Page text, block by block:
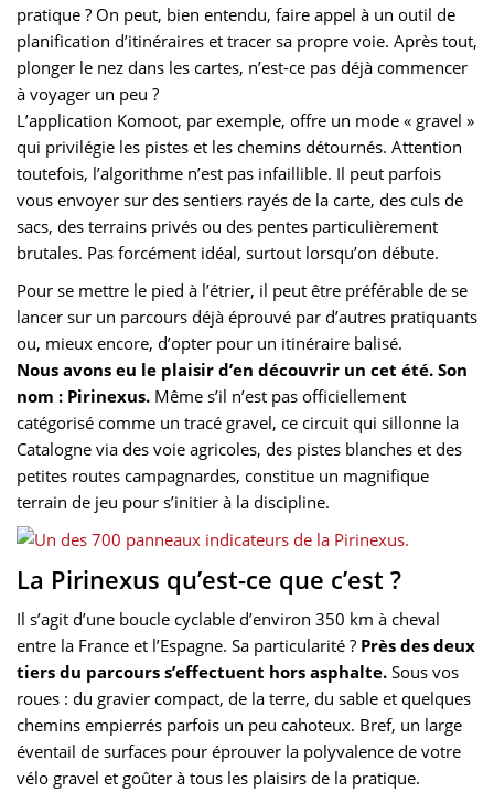
pratique ? On peut, bien entendu, faire appel à un outil de
planification d’itinéraires et tracer sa propre voie. Après tout,
plonger le nez dans les cartes, n’est-ce pas déjà commencer
à voyager un peu ?
L’application Komoot, par exemple, offre un mode « gravel »
qui privilégie les pistes et les chemins détournés. Attention
toutefois, l’algorithme n’est pas infaillible. Il peut parfois
vous envoyer sur des sentiers rayés de la carte, des culs de
sacs, des terrains privés ou des pentes particulièrement
brutales. Pas forcément idéal, surtout lorsqu’on débute.
Pour se mettre le pied à l’étrier, il peut être préférable de se
lancer sur un parcours déjà éprouvé par d’autres pratiquants
ou, mieux encore, d’opter pour un itinéraire balisé.
Nous avons eu le plaisir d’en découvrir un cet été. Son
nom : Pirinexus. Même s’il n’est pas officiellement
catégorisé comme un tracé gravel, ce circuit qui sillonne la
Catalogne via des voie agricoles, des pistes blanches et des
petites routes campagnardes, constitue un magnifique
terrain de jeu pour s’initier à la discipline.
La Pirinexus qu’est-ce que c’est ?
Il s’agit d’une boucle cyclable d’environ 350 km à cheval
entre la France et l’Espagne. Sa particularité ? Près des deux
tiers du parcours s’effectuent hors asphalte. Sous vos
roues : du gravier compact, de la terre, du sable et quelques
chemins empierrés parfois un peu cahoteux. Bref, un large
éventail de surfaces pour éprouver la polyvalence de votre
vélo gravel et goûter à tous les plaisirs de la pratique.